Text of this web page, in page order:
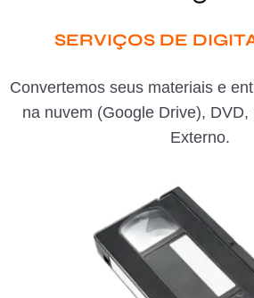
SERVIÇOS DE
Convertemos seus materiais e
na nuvem (Google Drive),
Externo.